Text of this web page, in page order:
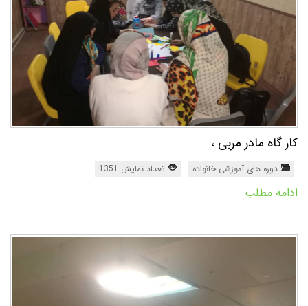
کار گاه مادر مربی ،
دوره های آموزشی خانواده تعداد نمایش 1351
ادامه مطلب